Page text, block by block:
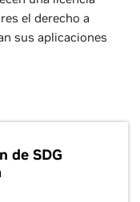
el derecho a
sus aplicaciones
de SDG